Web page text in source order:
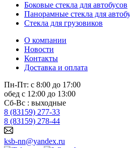
Боковые стекла для автобусов
Панорамные стекла для
Стекла для грузовиков
О компании
Новости
Контакты
Доставка и оплата
Пн-Пт: с 8:00 до 17:00
обед с 12:00 до 13:00
Сб-Вс : выходные
8 (83159) 277-33
8 (83159) 278-44
ksb-nn@yandex.ru